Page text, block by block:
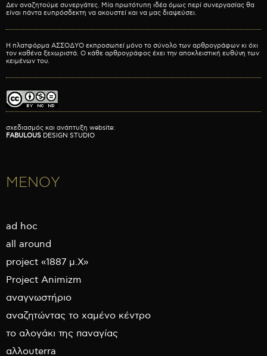
Δεν αναζητούμε συνεργάτες. Μία πρωτότυπη ιδέα όμως περί συνεργασίας θα
είναι πάντα ευπρόσδεκτη να ακουστεί και να μας διαψεύσει.
Η πλατφόρμα ΑΣΣΟΔΥΟ εκπροσωπεί μόνο το σύνολο των αρθρογράφων κι όχι
τον καθένα ξεχωριστά. Ο κάθε αρθρογράφος έχει την αποκλειστική ευθύνη των
κειμένων του.
σχεδιασμός και ανάπτυξη website:
FABULOUS DESIGN STUDIO
ΜΕΝΟΥ
ad hoc
all around
project «1887 μ.Χ»
Project Animizm
αναγνωστήριο
αναζητώντας το χαμένο κέντρο
το αλογάκι της παναγίας
αλλουterra